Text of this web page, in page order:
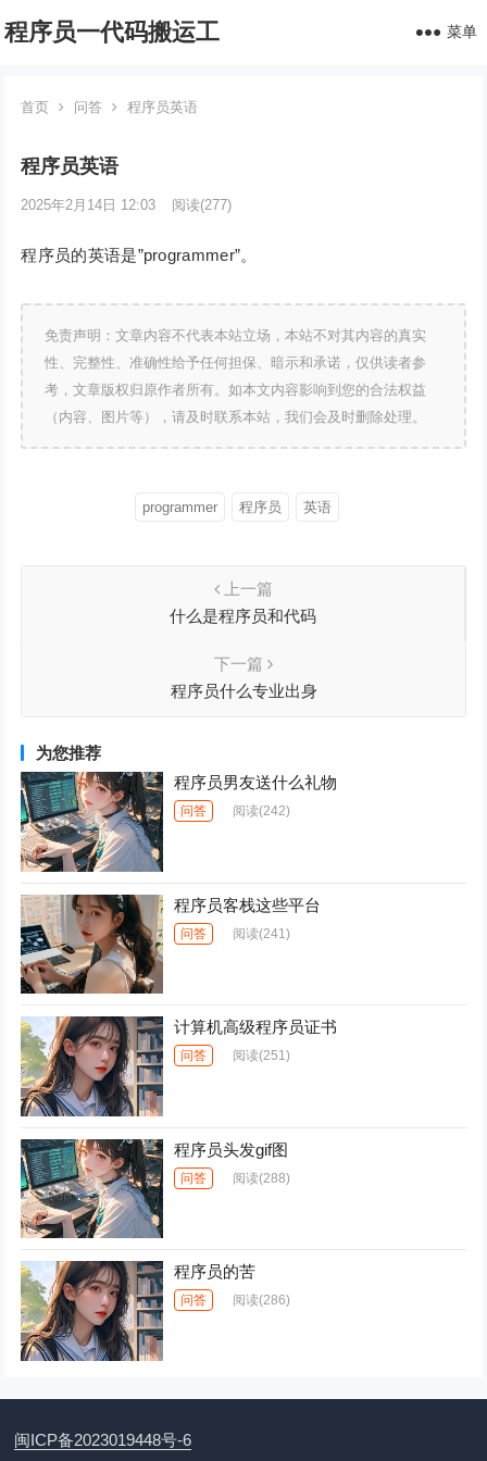
程序员一代码搬运工 菜单
首页 问答 程序员英语
程序员英语
2025年2月14日 12:03 阅读(277)
程序员的英语是”programmer”。
免责声明：文章内容不代表本站立场，本站不对其内容的真实
性、完整性、准确性给予任何担保、暗示和承诺，仅供读者参
考，文章版权归原作者所有。如本文内容影响到您的合法权益
（内容、图片等），请及时联系本站，我们会及时删除处理。
programmer 程序员 英语
上一篇
什么是程序员和代码
下一篇
程序员什么专业出身
为您推荐
程序员男友送什么礼物
问答 阅读(242)
程序员客栈这些平台
问答 阅读(241)
计算机高级程序员证书
问答 阅读(251)
程序员头发gif图
问答 阅读(288)
程序员的苦
问答 阅读(286)
闽ICP备2023019448号-6